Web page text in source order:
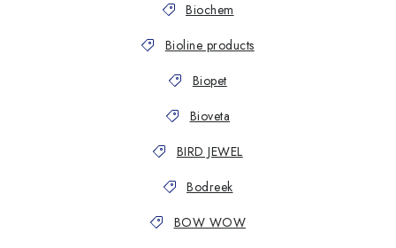
Biochem
Bioline products
Biopet
Bioveta
BIRD JEWEL
Bodreek
BOW WOW